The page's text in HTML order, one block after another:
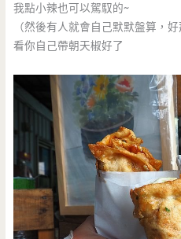
我點小辣也可以駕馭的~
（然後有人就會自己默默盤算，
看你自己帶朝天椒好了